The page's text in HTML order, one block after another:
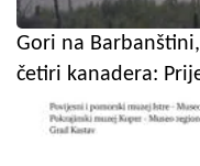
Gori na
četiri kanadera: